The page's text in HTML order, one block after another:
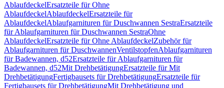
AblaufdeckelErsatzteile für Ohne
AblaufdeckelAblaufdeckelErsatzteile für
AblaufdeckelAblaufgarnituren für Duschwannen SestraErsatzteile
für Ablaufgarnituren für Duschwannen SestraOhne
AblaufdeckelErsatzteile für Ohne AblaufdeckelZubehör für
Ablaufgarnituren für DuschwannenVentilstopfenAblaufgarnituren
für Badewannen, d52Ersatzteile für Ablaufgarnituren für
Badewannen, d52Mit DrehbetätigungErsatzteile für Mit
DrehbetätigungFertigbausets für DrehbetätigungErsatzteile für
Fertigbausets für DrehbetätigungMit Drehbetätigung und